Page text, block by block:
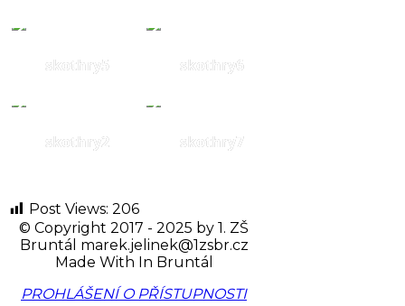
skothry5 skothry6
skothry2 skothry7
Post Views: 206
© Copyright 2017 - 2025 by 1. ZŠ
Bruntál marek.jelinek@1zsbr.cz
Made With In Bruntál
PROHLÁŠENÍ O PŘÍSTUPNOSTI